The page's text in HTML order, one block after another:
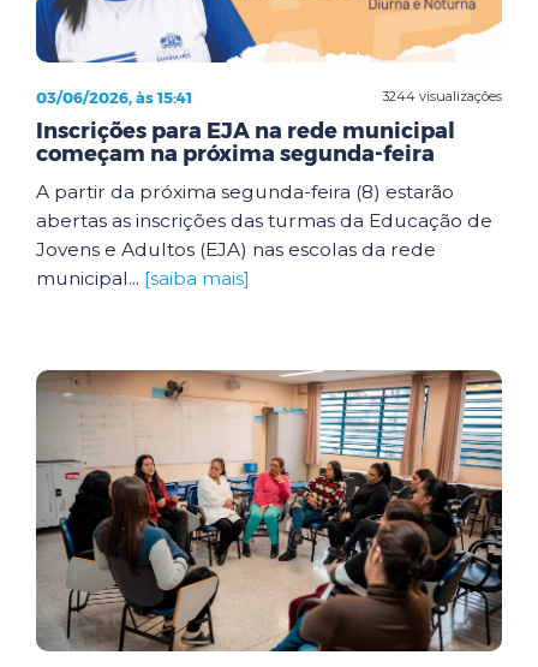
3244 visualizações
03/06/2026, às 15:41
Inscrições para EJA na rede municipal
começam na próxima segunda-feira
A partir da próxima segunda-feira (8) estarão
abertas as inscrições das turmas da Educação de
Jovens e Adultos (EJA) nas escolas da rede
municipal... [saiba mais]